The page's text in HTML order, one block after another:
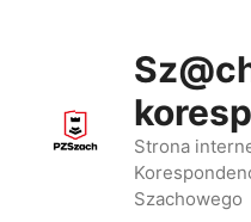
Strona
Szachowego